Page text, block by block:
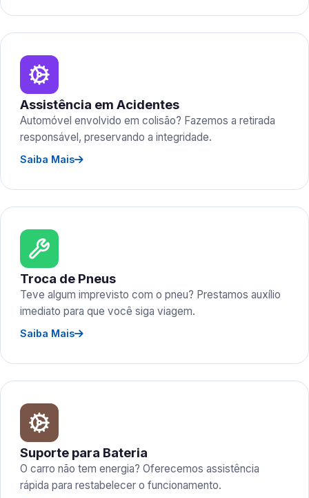
Assistência em Acidentes
Automóvel envolvido em colisão? Fazemos a retirada
responsável, preservando a integridade.
Saiba Mais
Troca de Pneus
Teve algum imprevisto com o pneu? Prestamos auxílio
imediato para que você siga viagem.
Saiba Mais
Suporte para Bateria
O carro não tem energia? Oferecemos assistência
rápida para restabelecer o funcionamento.